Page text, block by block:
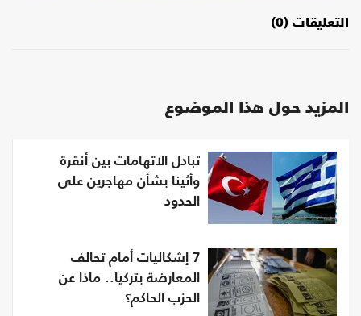
التعليقات (0)
المزيد حول هذا الموضوع
تبادل الاتهامات بين أنقرة
وأثينا بشأن مهاجرين على
الحدود
7 إشكاليات أمام تحالف
المعارضة بتركيا.. ماذا عن
الحزب الحاكم؟